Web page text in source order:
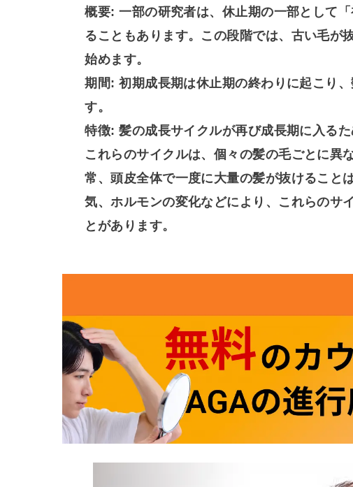
概要: 一部の研究者は、休止期の一部として
ることもあります。この段階では、古い毛が
始めます。
期間: 初期成長期は休止期の終わりに起こり
す。
特徴: 髪の成長サイクルが再び成長期に入る
これらのサイクルは、個々の髪の毛ごとに異
常、頭皮全体で一度に大量の髪が抜けること
気、ホルモンの変化などにより、これらのサ
とがあります。